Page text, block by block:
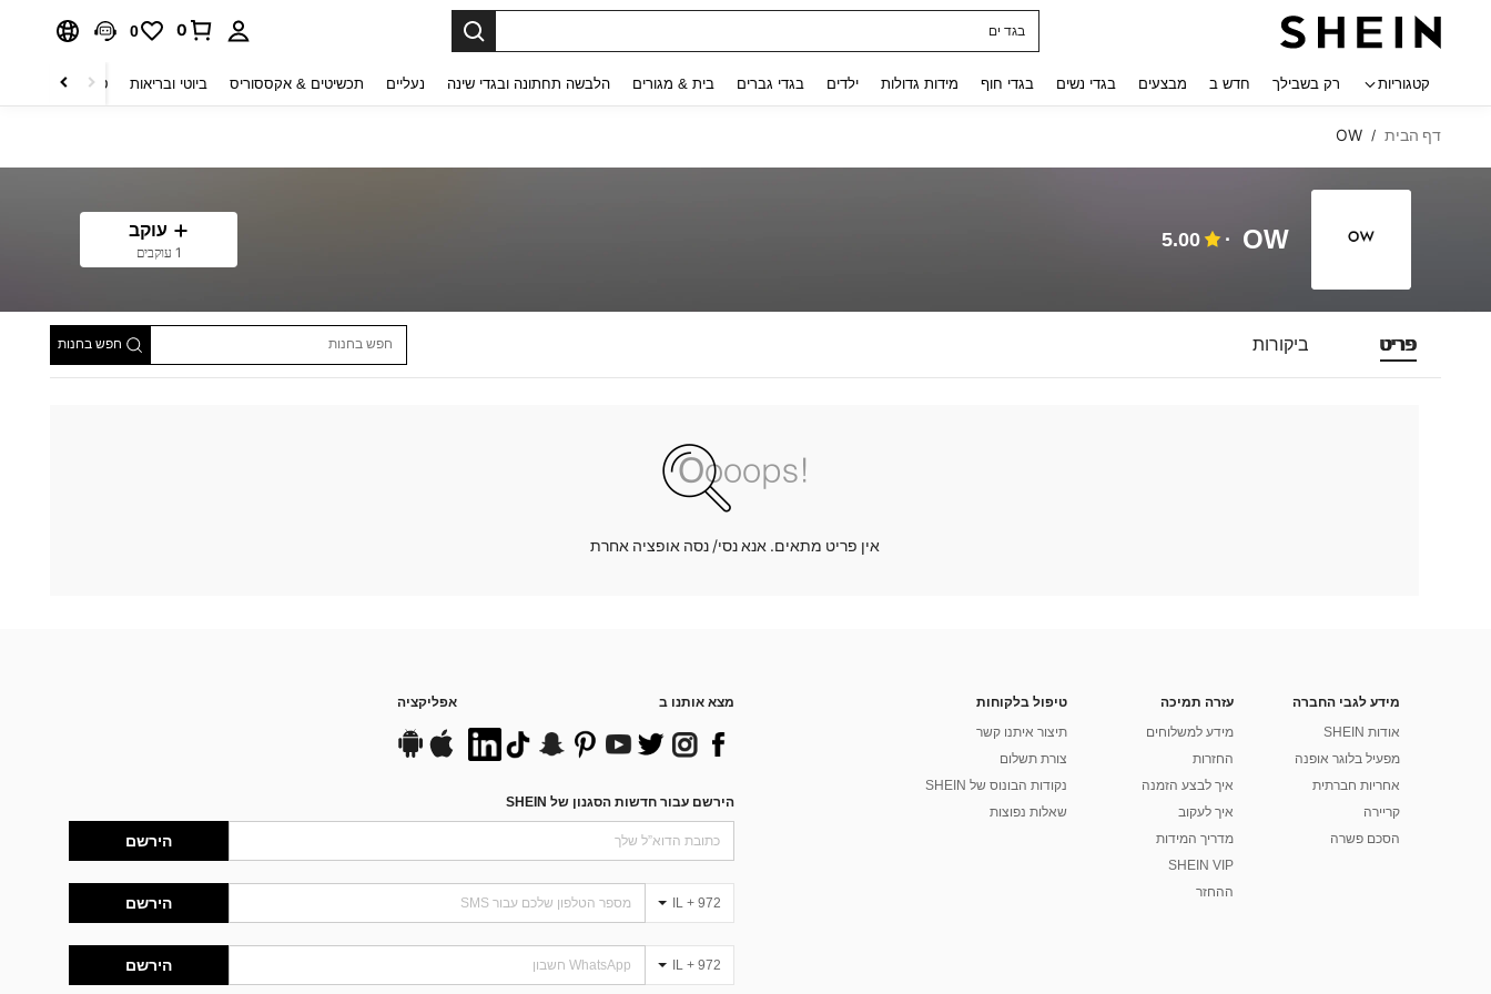
בגד ים
0
0
קטגוריות רק בשבילך חדש ב מבצעים בגדי נשים בגדי חוף מידות גדולות ילדים בגדי גברים בית & מגורים הלבשה תחתונה ובגדי שינה נעליים תכשיטים & אקססוריס ביוטי ובריאות טקסטיל לבית
דף הבית /
OW
OW
5.00 עוקב
1 עוקבים
פריט ביקורות חפש בחנות
אין פריט מתאים. אנא נסי/ נסה אופציה אחרת
מידע לגבי החברה
אודות SHEIN
מפעיל בלוגר אופנה
אחריות חברתית
קריירה
הסכם פשרה
עזרה תמיכה
מידע למשלוחים
החזרות
איך לבצע הזמנה
איך לעקוב
מדריך המידות
SHEIN VIP
ההחזר
טיפול בלקוחות
תיצור איתנו קשר
צורת תשלום
נקודות הבונוס של SHEIN
שאלות נפוצות
מצא אותנו ב אפליקציה
הירשם עבור חדשות הסגנון של SHEIN
הירשם
IL + 972 הירשם
IL + 972 הירשם